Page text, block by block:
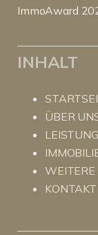
ImmoAward
INHALT
ÜBER
WEITERE
KONTAKT